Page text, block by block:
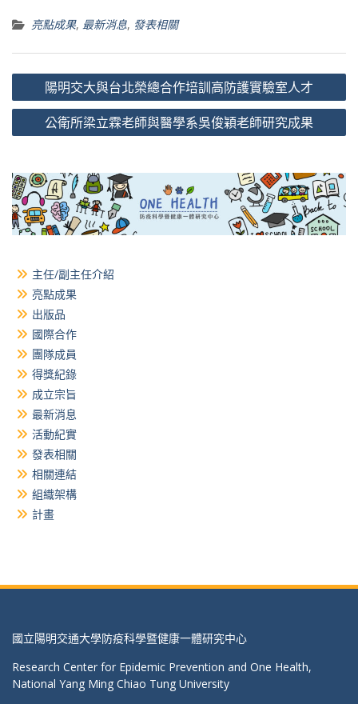
亮點成果, 最新消息, 發表相關
文
章
陽明交大與台北榮總合作培訓高防護實驗室人才
公衛所梁立霖老師與醫學系吳俊穎老師研究成果
主任/副主任介紹
亮點成果
出版品
國際合作
團隊成員
得獎紀錄
成立宗旨
最新消息
活動紀實
發表相關
相關連結
組織架構
計畫
國立陽明交通大學防疫科學暨健康一體研究中心
Research Center for Epidemic Prevention and One Health,
National Yang Ming Chiao Tung University